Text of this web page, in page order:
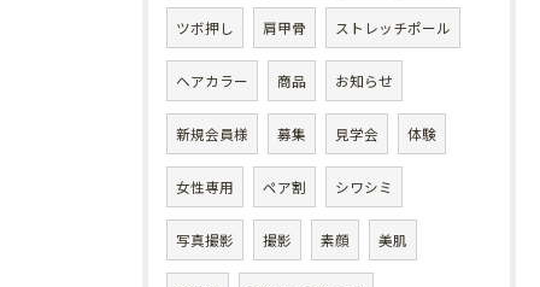
ツボ押し 肩甲骨 ストレッチポール
ヘアカラー 商品 お知らせ
新規会員様 募集 見学会 体験
女性専用 ペア割 シワシミ
写真撮影 撮影 素顔 美肌